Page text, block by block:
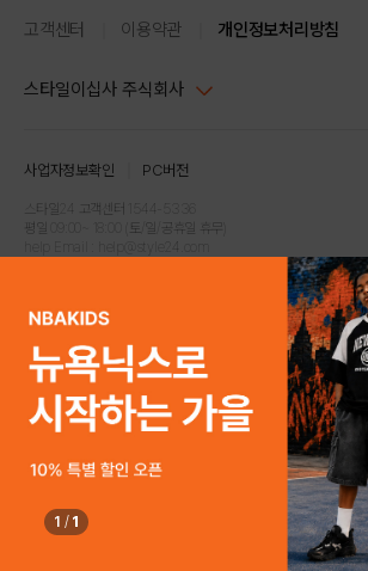
고객센터 이용약관 개인정보처리방침
스타일이십사 주식회사
주소 : 서울시 강남구 논현로 633, 6층 (논현동, 한세엠케이빌딩)
사업자등록번호 : 116-81-32499
통신판매업신고번호 : 제 2024-서울강남-04239
고객센터 1544-5336(평일 09:00~ 18:00 토/일/공휴일 휴무)
사업자정보확인 PC버전
스타일24 고객센터 1544-5336
평일 09:00~ 18:00 (토/일/공휴일 휴무)
COPYRIGHTⓒ2021 STYLE24 ALL RIGHTS RESERVED.
1 / 1